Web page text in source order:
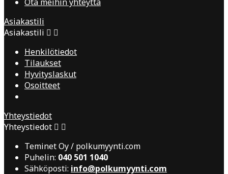
Asiakastili
Asiakastili  
Henkilötiedot
Tilaukset
Hyvityslaskut
Osoitteet
Yhteystiedot
Yhteystiedot  
Teminet Oy / polkumyynti.com
Puhelin: 040 501 1040
Sähköposti: info@polkumyynti.com